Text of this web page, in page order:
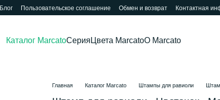
Блог Пользовательское соглашение Обмен и возврат Контактная
Каталог MarcatoСерия Цвета MarcatoО Marcato
Главная Каталог Marcato Штампы для равиоли